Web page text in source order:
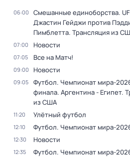
06:00
Смешанные единоборства.
Джастин Гейджи против
Пимблетта. Трансляция из
07:00 Новости
07:05 Все на Матч!
09:00 Новости
09:05
Футбол. Чемпионат мира-
финала. Аргентина - Египет.
из США
11:20 Улётный футбол
12:10 Футбол. Чемпионат мира-
12:30 Новости
12:35
Футбол. Чемпионат мира-